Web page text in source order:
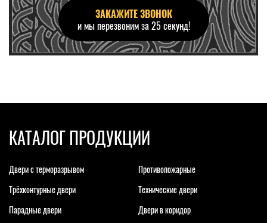
ЗАКАЖИТЕ ЗВОНОК
и мы перезвоним за 25 секунд!
КАТАЛОГ ПРОДУКЦИИ
Двери с терморазрывом
Противопожарные
Трёхконтурные двери
Технические двери
Парадные двери
Двери в коридор